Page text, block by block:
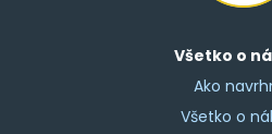
Všetko o
Ako
Všetko o